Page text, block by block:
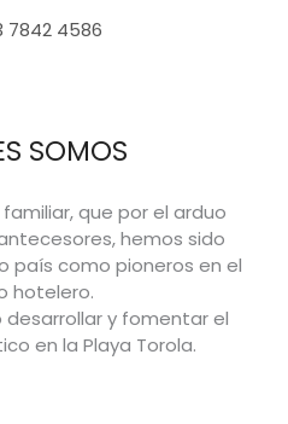
4586
SOMOS
que por el arduo
hemos sido
país como pioneros en el
hotelero.
desarrollar y fomentar el
en la Playa Torola.